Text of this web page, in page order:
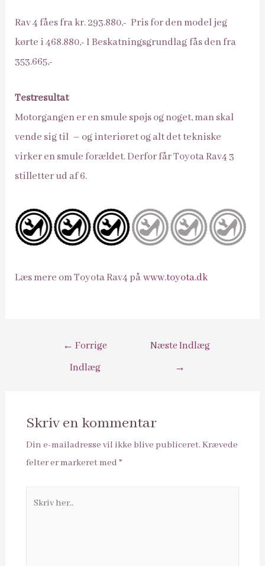
Rav 4 fåes fra kr. 293.880,- Pris for den model jeg
kørte i 468.880,- I Beskatningsgrundlag fås den fra
353.665,-
Testresultat
Motorgangen er en smule spøjs og noget, man skal
vende sig til – og interiøret og alt det tekniske
virker en smule forældet. Derfor får Toyota Rav4 3
stilletter ud af 6.
Læs mere om Toyota Rav4 påwww.toyota.dk
Indlægsnavigation
← Forrige
Indlæg
Næste Indlæg
→
Skriv en kommentar
Din e-mailadresse vil ikke blive publiceret.Krævede
felter er markeret med *